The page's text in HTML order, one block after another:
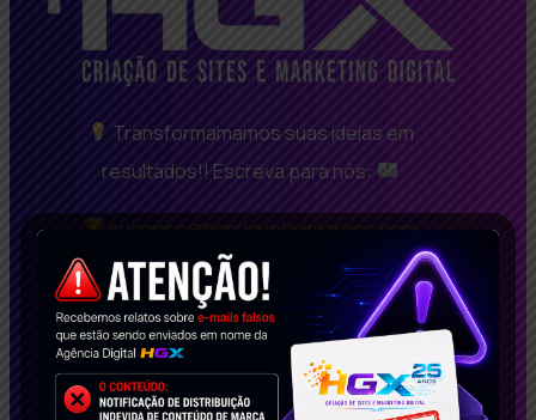
Transformamamos suas ideias em
resultados!! Escreva para nós:
sucesso@henriqueguimaraes.com
Desde 2008, somos referência em Belo
Horizonte, São Paulo, Rio De Janeiro, oferecendo
soluções inovadoras em criação de sites BH bem
avaliados, SEO de Alta Performance e Marketing